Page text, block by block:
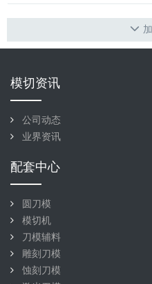
模切资讯
公司动态
业界资讯
配套中心
圆刀模
模切机
刀模辅料
雕刻刀模
蚀刻刀模